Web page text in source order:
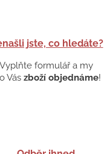
jste, co hledáte?
Vyplňte formulář a my
Vás zboží objednáme!